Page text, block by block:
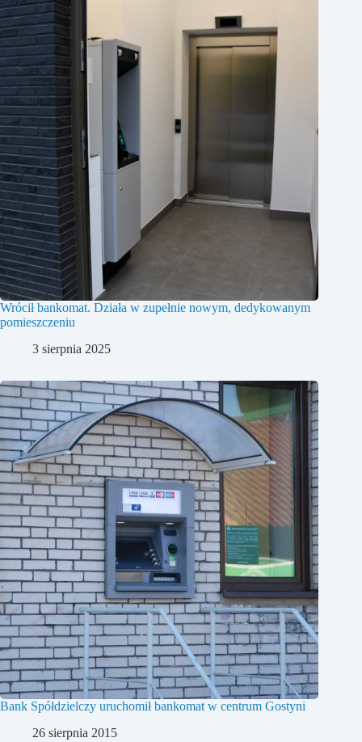
Wrócił bankomat. Działa w zupełnie nowym, dedykowanym
pomieszczeniu
3 sierpnia 2025
Bank Spółdzielczy uruchomił bankomat w centrum Gostyni
26 sierpnia 2015